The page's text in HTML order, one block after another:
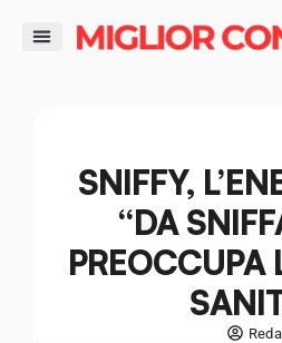
SNIFFY,
“DA
PREOCCUPA